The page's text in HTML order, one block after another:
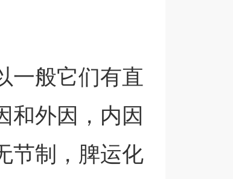
一般它们有直
和外因，内因
节制，脾运化